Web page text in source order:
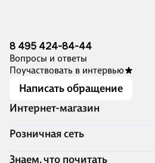
8 495 424-84-44
Вопросы и ответы
Поучаствовать в интервью
Написать обращение
Интернет-магазин
Акции
Доставка и оплата
Розничная сеть
Адреса магазинов
Знаем, что почитать